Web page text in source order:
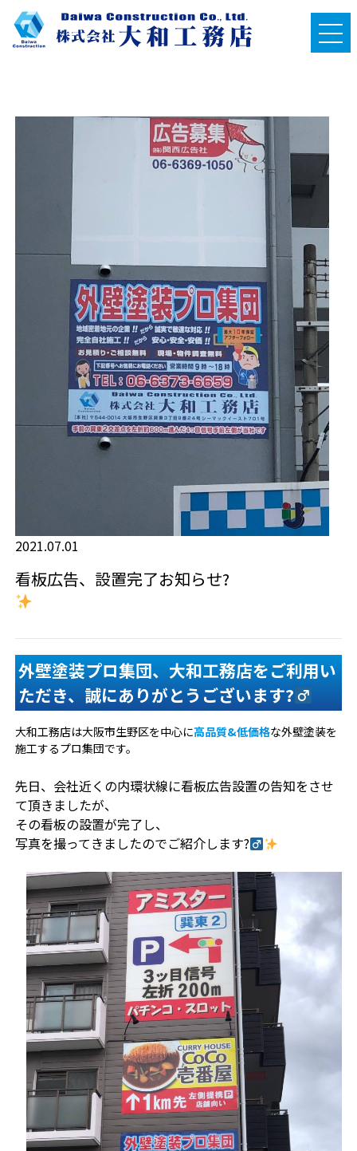
2021.07.01
看板広告、設置完了お知らせ?
外壁塗装プロ集団、大和工務店をご利用い
ただき、誠にありがとうございます?‍
大和工務店は大阪市生野区を中心に高品質&低価格な外壁塗装を
施工するプロ集団です。
先日、会社近くの内環状線に看板広告設置の告知をさせ
て頂きましたが、
その看板の設置が完了し、
写真を撮ってきましたのでご紹介します?‍